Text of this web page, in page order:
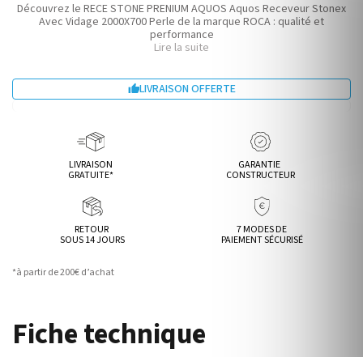
Découvrez le RECE STONE PRENIUM AQUOS Aquos Receveur Stonex
Avec Vidage 2000X700 Perle de la marque ROCA : qualité et
performance
Lire la suite
LIVRAISON OFFERTE
LIVRAISON
GRATUITE*
GARANTIE
CONSTRUCTEUR
RETOUR
SOUS 14 JOURS
7 MODES DE
PAIEMENT SÉCURISÉ
*à partir de 200€ d’achat
Fiche technique